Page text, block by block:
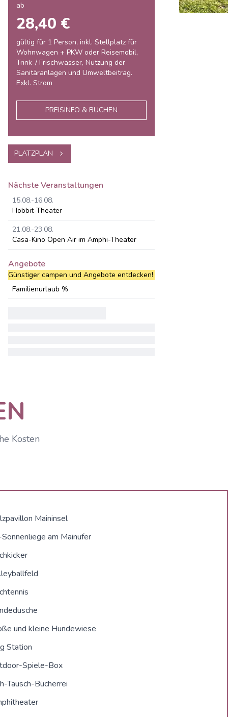
ab
28,40 €
gültig für 1 Person, inkl. Stellplatz für
Wohnwagen + PKW oder Reisemobil,
Trink-/ Frischwasser, Nutzung der
Sanitäranlagen und Umweltbeitrag.
Exkl. Strom
PREISINFO & BUCHEN
PLATZPLAN
Nächste Veranstaltungen
15.08.-16.08.
Hobbit-Theater
21.08.-23.08.
Casa-Kino Open Air im Amphi-Theater
Angebote
Günstiger campen und Angebote entdecken!
Familienurlaub %
Kosten
Maininsel
am Mainufer
und kleine Hundewiese
Station
Spiele-Box
Tausch-Bücherrei